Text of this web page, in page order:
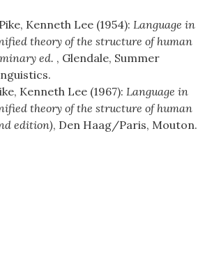
Pike, Kenneth Lee (1954): Language in
theory of the structure of human
ed. , Glendale, Summer
Kenneth Lee (1967): Language in
theory of the structure of human
edition), Den Haag/Paris, Mouton.